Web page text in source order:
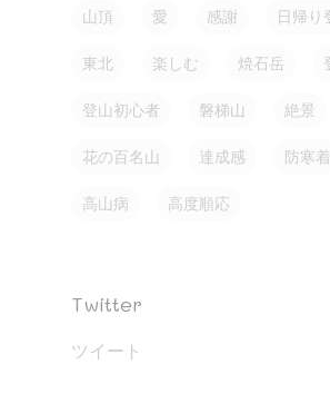
山頂 愛 感謝 日帰り
東北 楽しむ 焼石岳
登山初心者 磐梯山 絶景
花の百名山 達成感 防寒着
高山病 高度順応
Twitter
ツイート